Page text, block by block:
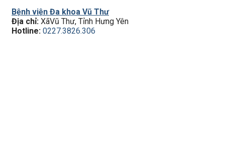
Bệnh viện Đa khoa Vũ Thư
Địa chỉ: XãVũ Thư, Tỉnh Hưng Yên
Hotline: 0227.3826.306